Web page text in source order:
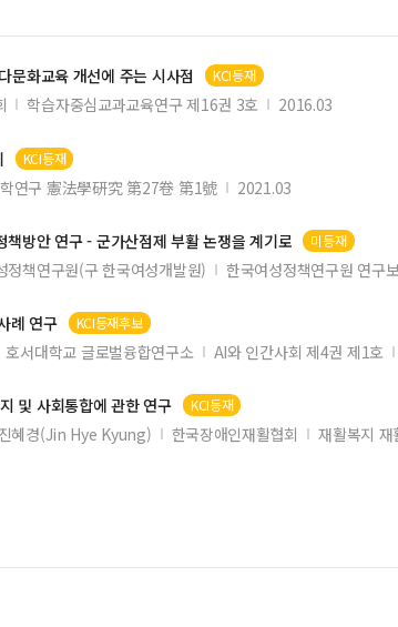
문화교육 개선에 주는 시사점 KCI등재
학습자중심교과교육연구 제16권 3호 2016.03
KCI등재
연구 憲法學硏究 第27卷 第1號 2021.03
책방안 연구 - 군가산점제 부활 논쟁을 계기로 미등재
정책연구원(구 한국여성개발원) 한국여성정책연구원 연구
례 연구 KCI등재후보
호서대학교 글로벌융합연구소 AI와 인간사회 제4권 제1호
및 사회통합에 관한 연구 KCI등재
혜경(Jin Hye Kyung) 한국장애인재활협회 재활복지